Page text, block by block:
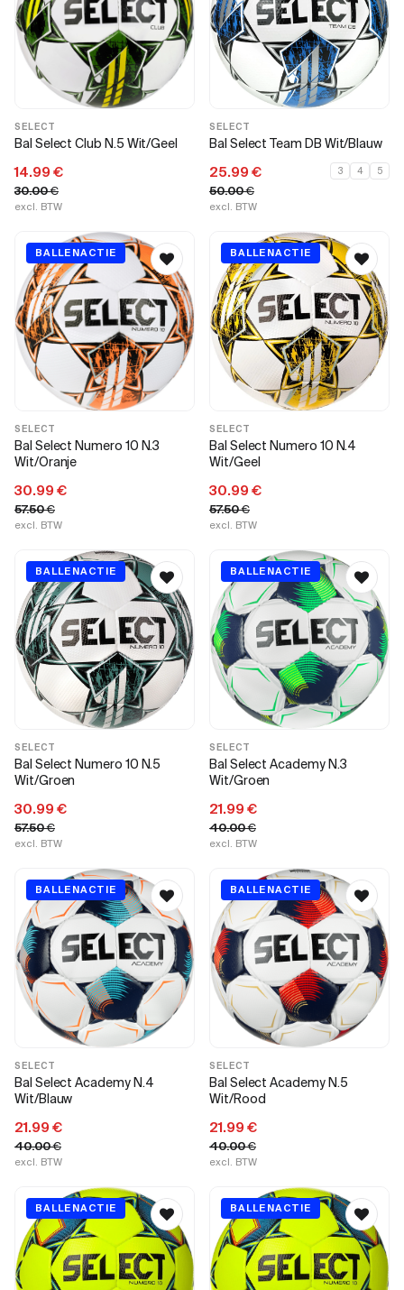
SELECT
Bal Select Club N.5 Wit/Geel
14.99 €
30.00€
excl. BTW
SELECT
Bal Select Team DB Wit/Blauw
25.99 €
50.00€
excl. BTW
3 4 5
BALLENACTIE
SELECT
Bal Select Numero 10 N.3
Wit/Oranje
30.99 €
57.50€
excl. BTW
BALLENACTIE
SELECT
Bal Select Numero 10 N.4
Wit/Geel
30.99 €
57.50€
excl. BTW
BALLENACTIE
SELECT
Bal Select Numero 10 N.5
Wit/Groen
30.99 €
57.50€
excl. BTW
BALLENACTIE
SELECT
Bal Select Academy N.3
Wit/Groen
21.99 €
40.00€
excl. BTW
BALLENACTIE
SELECT
Bal Select Academy N.4
Wit/Blauw
21.99 €
40.00€
excl. BTW
BALLENACTIE
SELECT
Bal Select Academy N.5
Wit/Rood
21.99 €
40.00€
excl. BTW
BALLENACTIE BALLENACTIE